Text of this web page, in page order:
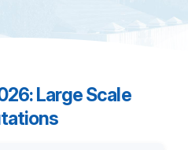
Large Scale